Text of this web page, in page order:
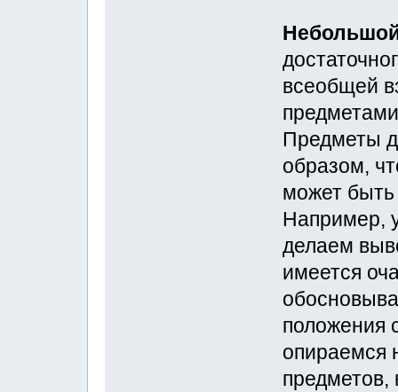
всеобщей
Предметы
образом,
может быть
Например,
делаем
имеется
положения
опираемся
предметов,